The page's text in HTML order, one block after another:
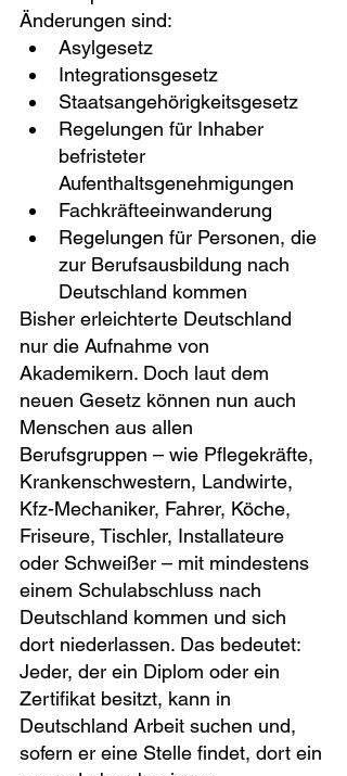
Änderungen sind:
Asylgesetz
Integrationsgesetz
Staatsangehörigkeitsgesetz
Regelungen für Inhaber
befristeter
Aufenthaltsgenehmigungen
Fachkräfteeinwanderung
Regelungen für Personen, die
zur Berufsausbildung nach
Deutschland kommen
Bisher erleichterte Deutschland
nur die Aufnahme von
Akademikern. Doch laut dem
neuen Gesetz können nun auch
Menschen aus allen
Berufsgruppen – wie Pflegekräfte,
Krankenschwestern, Landwirte,
Kfz-Mechaniker, Fahrer, Köche,
Friseure, Tischler, Installateure
oder Schweißer – mit mindestens
einem Schulabschluss nach
Deutschland kommen und sich
dort niederlassen. Das bedeutet:
Jeder, der ein Diplom oder ein
Zertifikat besitzt, kann in
Deutschland Arbeit suchen und,
sofern er eine Stelle findet, dort ein